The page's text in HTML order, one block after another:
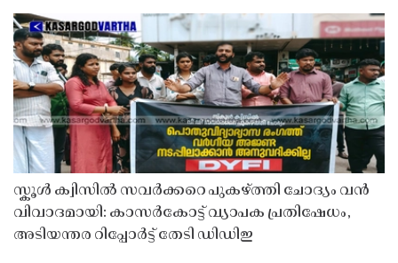
സ്കൂൾ ക്വിസിൽ സവർക്കറെ പുകഴ്ത്തി ചോദ്യം വൻ
വിവാദമായി: കാസർകോട്ട് വ്യാപക പ്രതിഷേധം,
അടിയന്തര റിപ്പോർട്ട് തേടി ഡിഡിഇ